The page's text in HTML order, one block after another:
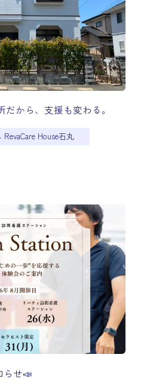
だから、支援も変わる。
House石丸
らせ📣